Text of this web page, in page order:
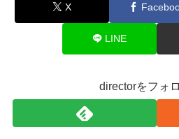
X
LINE
directorをフォ